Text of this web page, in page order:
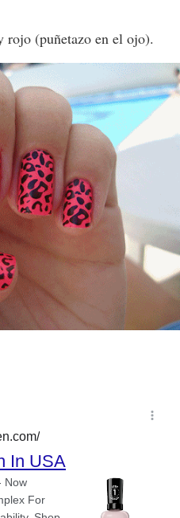
rojo (puñetazo en el ojo).